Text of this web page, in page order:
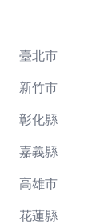
臺北市
新竹市
彰化縣
嘉義縣
高雄市
花蓮縣